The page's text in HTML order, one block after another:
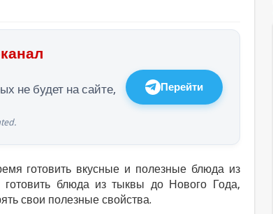
не будет на сайте,
Перейти
готовить вкусные и полезные блюда из
готовить блюда из тыквы до Нового Года,
свои полезные свойства.